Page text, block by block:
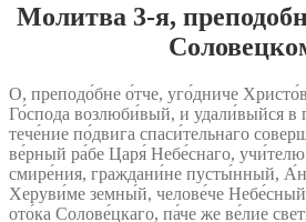
Молитва 3‑я,
О, преподо́бне о́тче, уго́дниче
Го́спода возлюби́вый, и удали́выйся
тече́ние по́двига спаси́тельнаго
ве́рный ра́бе Царя́ Небе́снаго, учи́телю
смире́ния, граждани́не пусты́нный,
Херуви́ме земны́й, челове́че
ото́ка Солове́цкаго, па́че же ве́лие